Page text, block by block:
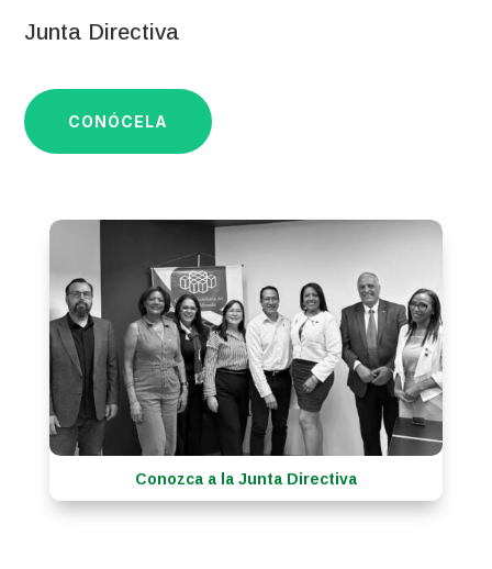
Junta Directiva
CONÓCELA
Conozca a la Junta Directiva